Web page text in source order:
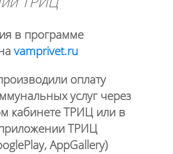
в программе
vamprivet.ru
оплату
услуг через
кабинете ТРИЦ или в
ТРИЦ
AppGallery)